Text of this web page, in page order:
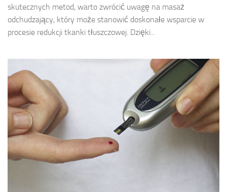
skutecznych metod, warto zwrócić uwagę na masaż
odchudzający, który może stanowić doskonałe wsparcie w
procesie redukcji tkanki tłuszczowej. Dzięki...